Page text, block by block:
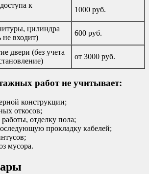
к
1000 руб.
цилиндра
не входит)
600 руб.
двери (без учета
от 3000 руб.
работ не учитывает:
конструкции;
откосов;
отделку пола;
прокладку кабелей;
мусора.